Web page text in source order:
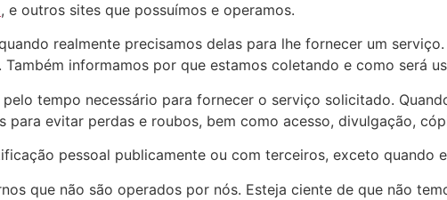
, e outros sites que possuímos e operamos.
realmente precisamos delas para lhe fornecer um
informamos por que estamos coletando e como será
tempo necessário para fornecer o serviço solicitado.
​​para evitar perdas e roubos, bem como acesso, divulgação,
pessoal publicamente ou com terceiros, exceto quando
que não são operados por nós. Esteja ciente de que não